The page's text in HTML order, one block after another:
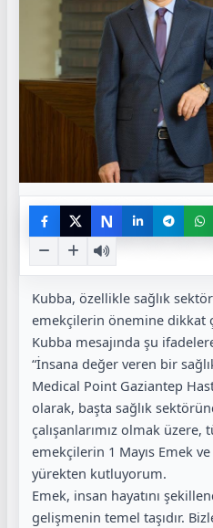
N
Kubba, özellikle sağlık
emekçilerin önemine dikkat
Kubba mesajında şu
“İnsana değer veren bir
Medical Point Gaziantep
olarak, başta sağlık
çalışanlarımız olmak üzere,
emekçilerin 1 Mayıs Emek
yürekten kutluyorum.
Emek, insan hayatını
gelişmenin temel taşıdır.